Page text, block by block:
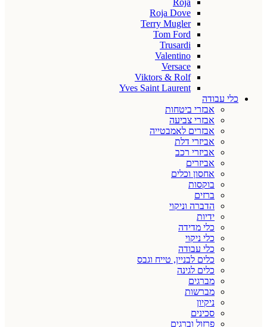
Roja
Roja Dove
Terry Mugler
Tom Ford
Trusardi
Valentino
Versace
Viktors & Rolf
Yves Saint Laurent
כלי עבודה
אבזרי ביטחות
אבזרי צביעה
אבזרים לאמבטייה
אביזרי דלת
אביזרי רכב
אביזרים
אחסון וכלים
בוקסות
ברזים
הדברה וניקוי
ידיות
כלי מדידה
כלי ניקוי
כלי עבודה
כלים לבניין, טייח וגבס
כלים לגינה
מברגים
מברשות
ניקיון
סכינים
פרזול וברגים